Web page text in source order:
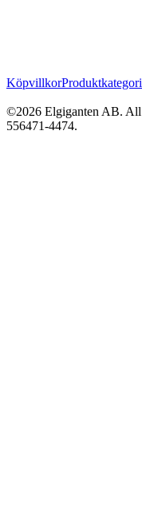
Köpvillkor
©2026 Elgiganten AB. All
556471-4474.